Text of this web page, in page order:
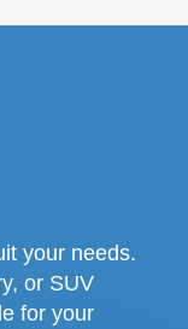
your needs.
or SUV
for your